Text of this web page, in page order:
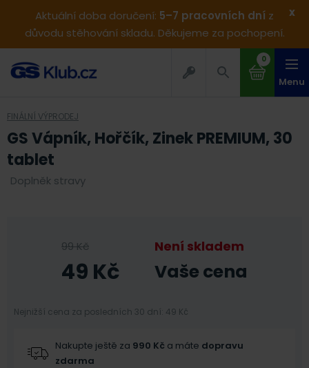
Aktuální doba doručení: 5–7 pracovních dní z
důvodu stěhování skladu. Děkujeme za pochopení.
x
0
Menu
FINÁLNÍ VÝPRODEJ
GS Vápník, Hořčík, Zinek PREMIUM, 30
tablet
Doplněk stravy
99Kč
49 Kč
Není skladem
Vaše cena
Nejnižší cena za posledních 30 dní: 49 Kč
Nakupte ještě za 990 Kč a máte dopravu
zdarma